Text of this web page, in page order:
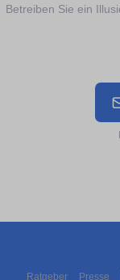
Betreiben Sie ein
Ratgeber Presse